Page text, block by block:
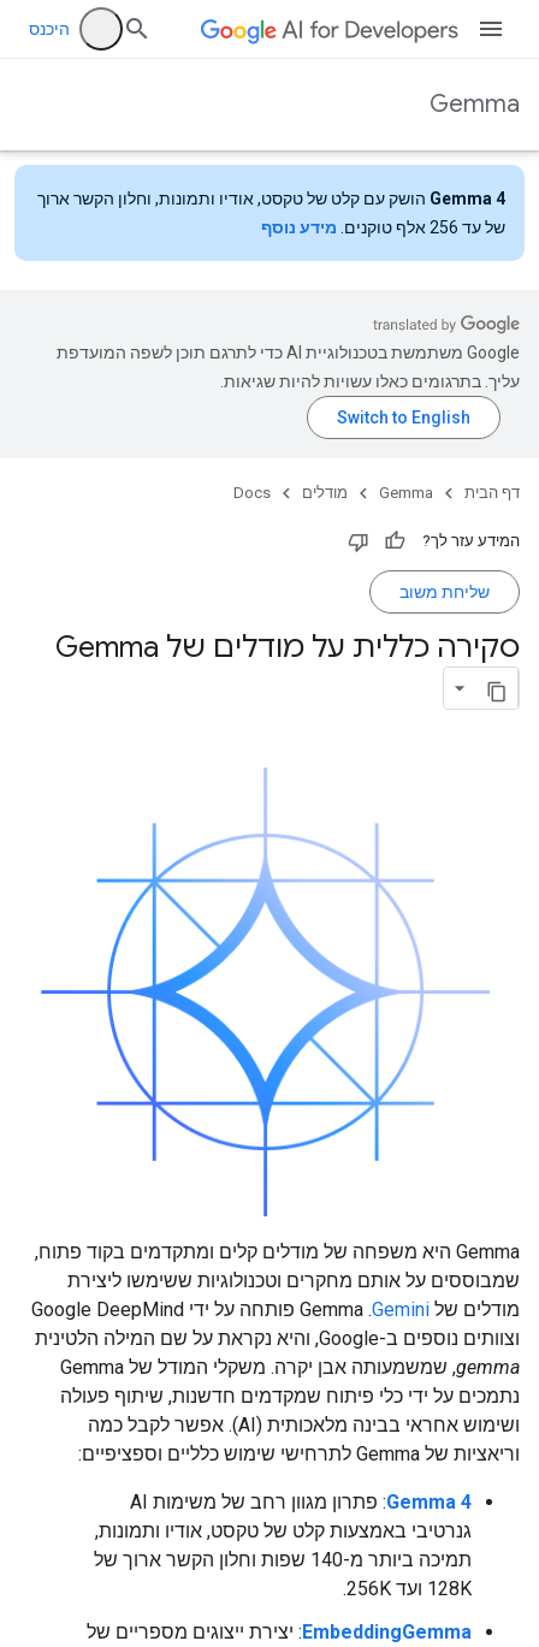
היכנס
Gemma
Gemma 4 הושק עם קלט של טקסט, אודיו ותמונות, וחלון הקשר ארוך
של עד 256 אלף טוקנים.
מידע נוסף
‫Google משתמשת בטכנולוגיית AI כדי לתרגם תוכן לשפה המועדפת
עליך. בתרגומים כאלו עשויות להיות שגיאות.
דף הבית Gemma מודלים Docs
המידע עזר לך?
שליחת משוב
סקירה כללית על מודלים של Gemma
Gemma היא משפחה של מודלים קלים ומתקדמים בקוד פתוח,
שמבוססים על אותם מחקרים וטכנולוגיות ששימשו ליצירת
מודלים של Gemini
. ‫Gemma פותחה על ידי Google DeepMind
וצוותים נוספים ב-Google, והיא נקראת על שם המילה הלטינית
gemma
, שמשמעותה אבן יקרה. משקלי המודל של Gemma
נתמכים על ידי כלי פיתוח שמקדמים חדשנות, שיתוף פעולה
ושימוש אחראי בבינה מלאכותית (AI). אפשר לקבל כמה
וריאציות של Gemma לתרחישי שימוש כלליים וספציפיים:
Gemma 4
: פתרון מגוון רחב של משימות AI
גנרטיבי באמצעות קלט של טקסט, אודיו ותמונות,
תמיכה ביותר מ-140 שפות וחלון הקשר ארוך של
128K ועד 256K.
EmbeddingGemma: יצירת ייצוגים מספריים של